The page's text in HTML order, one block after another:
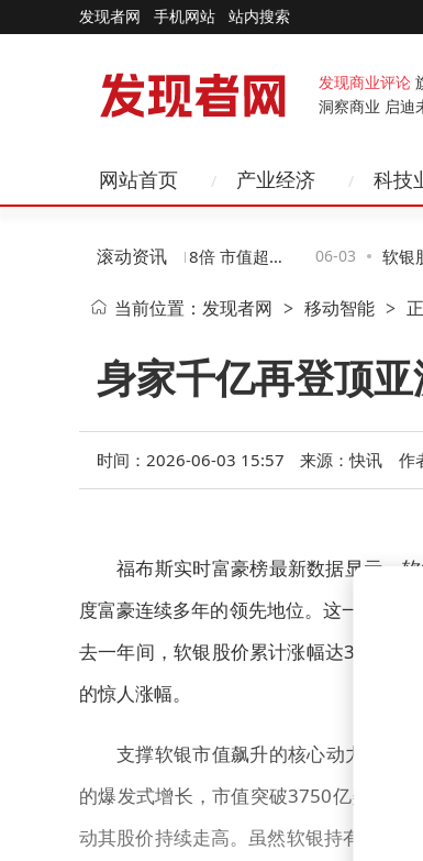
发现者网 手机网站 站内搜索
发现商业评论
洞察商业 启迪
网站首页 产业经济 科技
滚动资讯
头中际旭创股价飙升18倍 市值超中
算力需求成核心驱动力
06-03 软银股
再登亚
当前位置： 发现者网 > 移动智能 >
身家千亿再登顶
时间：2026-06-03 15:57 来源：快讯 作
福布斯实时富豪榜最新数据显示，
度富豪连续多年的领先地位。这一财富
去一年间，软银股价累计涨幅达350%
的惊人涨幅。
支撑软银市值飙升的核心动力来自
的爆发式增长，市值突破3750亿美元。
动其股价持续走高。虽然软银持有的